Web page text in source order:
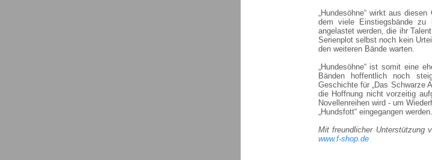
„Hundesöhne“ wirkt aus
dem viele Einstiegsbände
angelastet werden, die ihr
Serienplot selbst noch kein
den weiteren Bände warten.
„Hundesöhne“ ist somit eine
Bänden hoffentlich noch
Geschichte für „Das Schwarze
die Hoffnung nicht vorzeitig
Novellenreihen wird - um
„Hundsfott“ eingegangen werden.
Mit freundlicher Unterstützung
www.f-shop.de